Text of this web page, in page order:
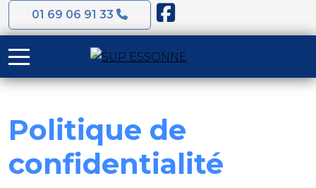
01 69 06 91 33
Mobile Menu Toggle
Politique de
confidentialité